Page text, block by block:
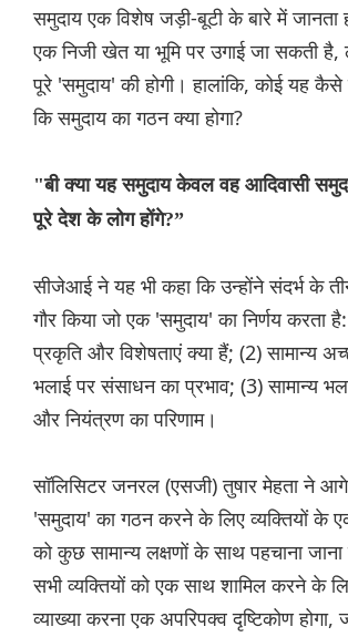
समुदाय एक विशेष जड़ी-बूटी के बारे में जानता
एक निजी खेत या भूमि पर उगाई जा सकती
पूरे 'समुदाय' की होगी। हालांकि, कोई यह कैसे
कि समुदाय का गठन क्या होगा?
"बी क्या यह समुदाय केवल वह आदिवासी
पूरे देश के लोग होंगे?”
सीजेआई ने यह भी कहा कि उन्होंने संदर्भ के
गौर किया जो एक 'समुदाय' का निर्णय करता
प्रकृति और विशेषताएं क्या हैं; (2) सामान्य
भलाई पर संसाधन का प्रभाव; (3) सामान्य
और नियंत्रण का परिणाम।
सॉलिसिटर जनरल (एसजी) तुषार मेहता ने
'समुदाय' का गठन करने के लिए व्यक्तियों के
को कुछ सामान्य लक्षणों के साथ पहचाना
सभी व्यक्तियों को एक साथ शामिल करने के
व्याख्या करना एक अपरिपक्व दृष्टिकोण होगा,